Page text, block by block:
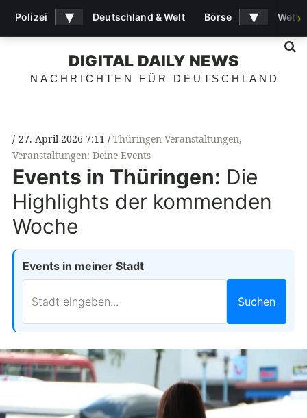
DIGITAL DAILY NEWS
NACHRICHTEN FÜR DEUTSCHLAND
27. April 2026 7:11 Thüringen-Veranstaltungen,
Veranstaltungen: Deine Events
Events in Thüringen: Die
Highlights der kommenden
Woche
Events in meiner Stadt
Suchen
Polizei ▾ Deutschland & Welt Börse ▾ ›